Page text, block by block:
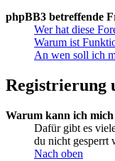
phpBB3 betreffende
Wer hat diese
Warum ist
An wen soll ich
Registrierung
Warum kann ich
Dafür gibt es
du nicht gesperrt
Nach oben